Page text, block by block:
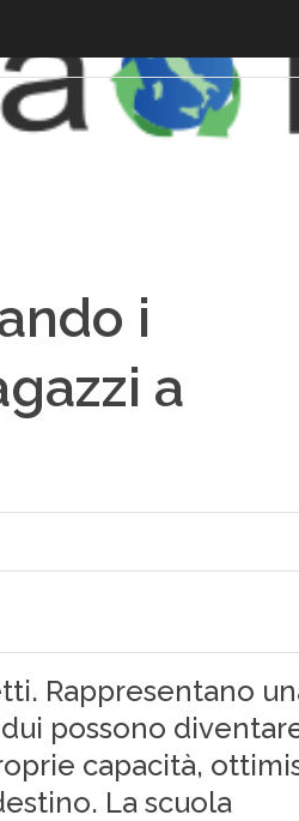
i
a
Rappresentano
possono
capacità,
La scuola